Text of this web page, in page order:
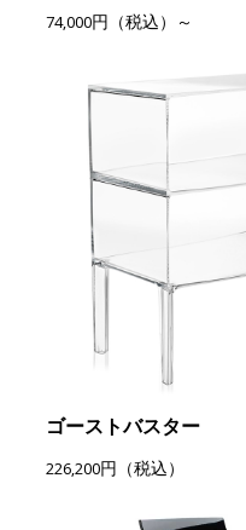
74,000円（税込）～
ゴーストバスター
226,200円（税込）